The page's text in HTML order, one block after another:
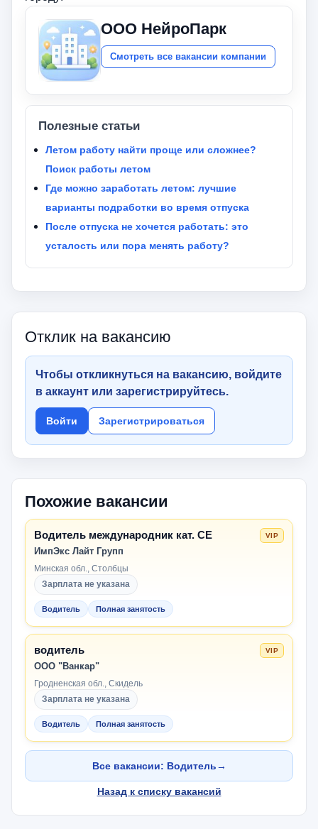
ООО НейроПарк
Смотреть все вакансии компании
Полезные статьи
Летом работу найти проще или сложнее?
Поиск работы летом
Где можно заработать летом: лучшие
варианты подработки во время отпуска
После отпуска не хочется работать: это
усталость или пора менять работу?
Отклик на вакансию
Чтобы откликнуться на вакансию, войдите
в аккаунт или зарегистрируйтесь.
Войти Зарегистрироваться
Похожие вакансии
Водитель международник кат. СЕ
ИмпЭкс Лайт Групп
Минская обл., Столбцы
VIP
Зарплата не указана
Водитель Полная занятость
водитель
ООО "Ванкар"
Гродненская обл., Скидель
VIP
Зарплата не указана
Водитель Полная занятость
Все вакансии: Водитель→
Назад к списку вакансий